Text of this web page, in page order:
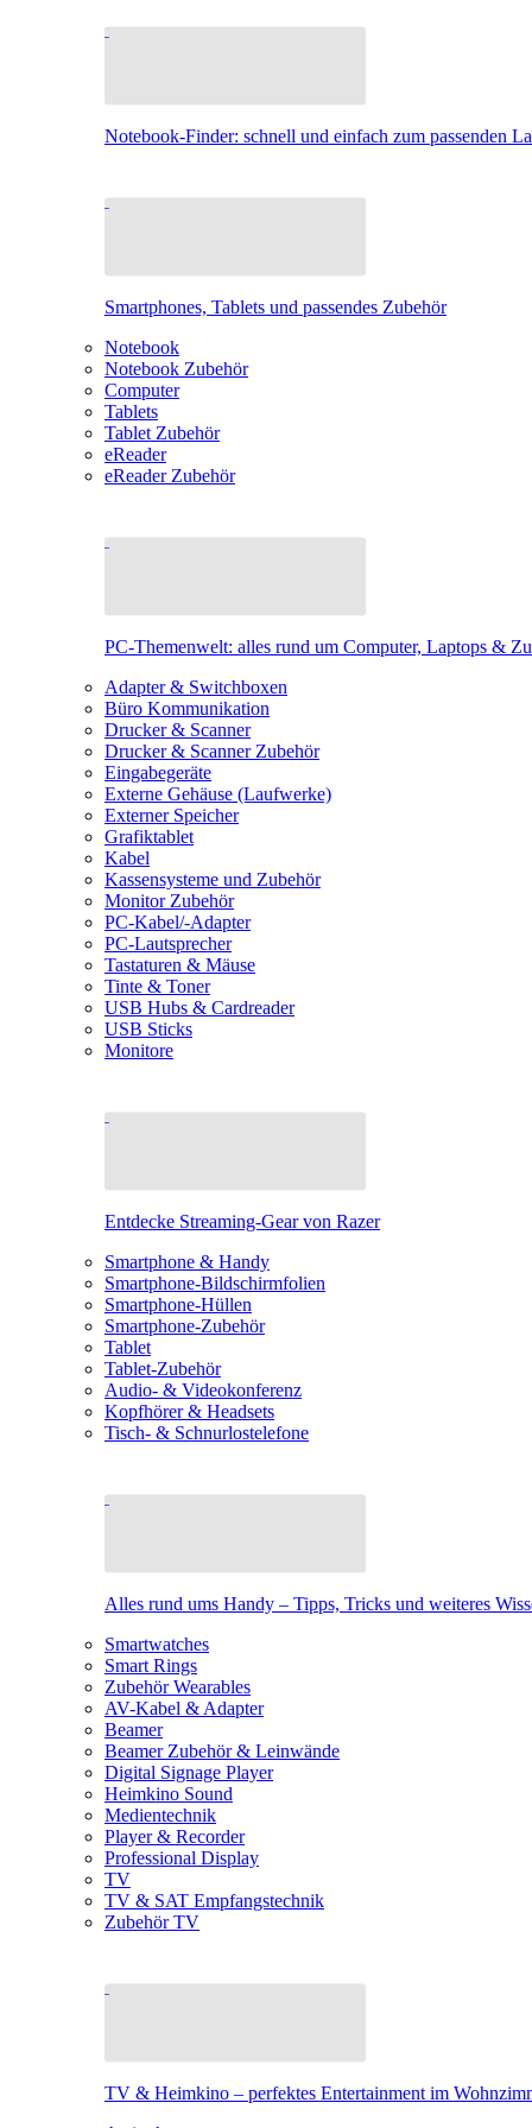
Notebook-Finder: schnell und einfach zum passenden
Smartphones, Tablets und passendes Zubehör
Notebook
Notebook Zubehör
Computer
Tablets
Tablet Zubehör
eReader
eReader Zubehör
PC-Themenwelt: alles rund um Computer, Laptops &
Adapter & Switchboxen
Büro Kommunikation
Drucker & Scanner
Drucker & Scanner Zubehör
Eingabegeräte
Externe Gehäuse (Laufwerke)
Externer Speicher
Grafiktablet
Kabel
Kassensysteme und Zubehör
Monitor Zubehör
PC-Kabel/-Adapter
PC-Lautsprecher
Tastaturen & Mäuse
Tinte & Toner
USB Hubs & Cardreader
USB Sticks
Monitore
Entdecke Streaming-Gear von Razer
Smartphone & Handy
Smartphone-Bildschirmfolien
Smartphone-Hüllen
Smartphone-Zubehör
Tablet
Tablet-Zubehör
Audio- & Videokonferenz
Kopfhörer & Headsets
Tisch- & Schnurlostelefone
Alles rund ums Handy – Tipps, Tricks und weiteres
Smartwatches
Smart Rings
Zubehör Wearables
AV-Kabel & Adapter
Beamer
Beamer Zubehör & Leinwände
Digital Signage Player
Heimkino Sound
Medientechnik
Player & Recorder
Professional Display
TV
TV & SAT Empfangstechnik
Zubehör TV
TV & Heimkino – perfektes Entertainment im